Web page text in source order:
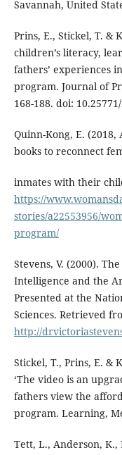
Savannah, United
Prins, E., Stickel, T. &
children’s literacy,
fathers’ experiences
program. Journal of
168-188. doi:
Quinn-Kong, E. (2018,
books to reconnect
inmates with their
https://
stories/a22553956/
program/
Stevens, V. (2000).
Intelligence and the
Presented at the
Sciences. Retrieved
http://
Stickel, T., Prins, E. &
‘The video is an
fathers view the
program. Learning,
Tett, L., Anderson, K.,